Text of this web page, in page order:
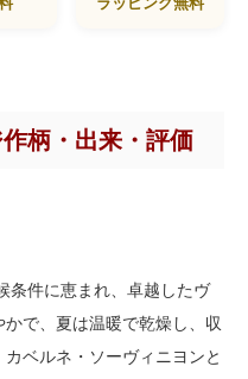
柄・出来・評価
条件に恵まれ、卓越したヴ
で、夏は温暖で乾燥し、収
ベルネ・ソーヴィニヨンと